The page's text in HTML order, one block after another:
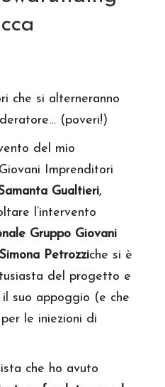
che si alterneranno
(poveri!)
del mio
Imprenditori
Gualtieri,
l’intervento
Gruppo Giovani
Petrozziche si è
del progetto e
suo appoggio (e che
le iniezioni di
che ho avuto